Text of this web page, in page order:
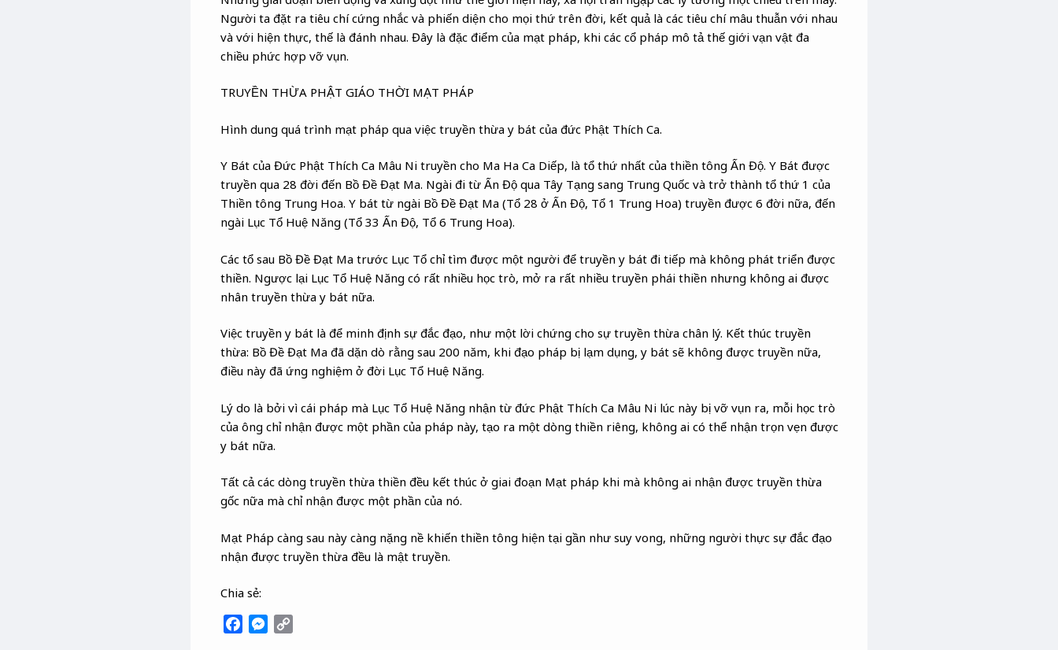
Người ta đặt ra tiêu chí cứng nhắc và phiến diện cho mọi thứ trên đời, kết quả là các tiêu chí mâu thuẫn với nhau
và với hiện thực, thế là đánh nhau. Đây là đặc điểm của mạt pháp, khi các cổ pháp mô tả thế giới vạn vật đa
chiều phức hợp vỡ vụn.
TRUYỀN THỪA PHẬT GIÁO THỜI MẠT PHÁP
Hình dung quá trình mạt pháp qua việc truyền thừa y bát của đức Phật Thích Ca.
Y Bát của Đức Phật Thích Ca Mâu Ni truyền cho Ma Ha Ca Diếp, là tổ thứ nhất của thiền tông Ấn Độ. Y Bát được
truyền qua 28 đời đến Bồ Đề Đạt Ma. Ngài đi từ Ấn Độ qua Tây Tạng sang Trung Quốc và trở thành tổ thứ 1 của
Thiền tông Trung Hoa. Y bát từ ngài Bồ Đề Đạt Ma (Tổ 28 ở Ấn Độ, Tổ 1 Trung Hoa) truyền được 6 đời nữa, đến
ngài Lục Tổ Huệ Năng (Tổ 33 Ấn Độ, Tổ 6 Trung Hoa).
Các tổ sau Bồ Đề Đạt Ma trước Lục Tổ chỉ tìm được một người để truyền y bát đi tiếp mà không phát triển được
thiền. Ngược lại Lục Tổ Huệ Năng có rất nhiều học trò, mở ra rất nhiều truyền phái thiền nhưng không ai được
nhân truyền thừa y bát nữa.
Việc truyền y bát là để minh định sự đắc đạo, như một lời chứng cho sự truyền thừa chân lý. Kết thúc truyền
thừa: Bồ Đề Đạt Ma đã dặn dò rằng sau 200 năm, khi đạo pháp bị lạm dụng, y bát sẽ không được truyền nữa,
điều này đã ứng nghiệm ở đời Lục Tổ Huệ Năng.
Lý do là bởi vì cái pháp mà Lục Tổ Huệ Năng nhận từ đức Phật Thích Ca Mâu Ni lúc này bị vỡ vụn ra, mỗi học trò
của ông chỉ nhận được một phần của pháp này, tạo ra một dòng thiền riêng, không ai có thể nhận trọn vẹn được
y bát nữa.
Tất cả các dòng truyền thừa thiền đều kết thúc ở giai đoạn Mạt pháp khi mà không ai nhận được truyền thừa
gốc nữa mà chỉ nhận được một phần của nó.
Mạt Pháp càng sau này càng nặng nề khiến thiền tông hiện tại gần như suy vong, những người thực sự đắc đạo
nhận được truyền thừa đều là mật truyền.
Chia sẻ:
M